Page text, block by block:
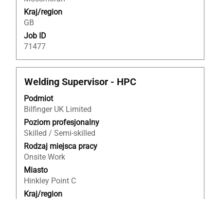
Kraj/region
GB
Job ID
71477
pracy.
Tytuł
Welding Supervisor - HPC
Podmiot
Bilfinger UK Limited
Poziom profesjonalny
Skilled / Semi-skilled
Rodzaj miejsca pracy
Onsite Work
Miasto
Hinkley Point C
Kraj/region
Zaznacz
pomocą
spacji,
aby
wyświetlić
pełną
treść
danych
oferty
pracy.